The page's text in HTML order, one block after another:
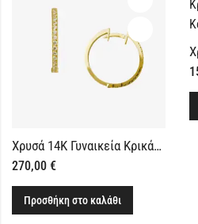
Χρυσά 14Κ Γυναικεία Κρικάκια Διακριτικά με Ζιργκόν
270,00 €
Προσθήκη στο καλάθι